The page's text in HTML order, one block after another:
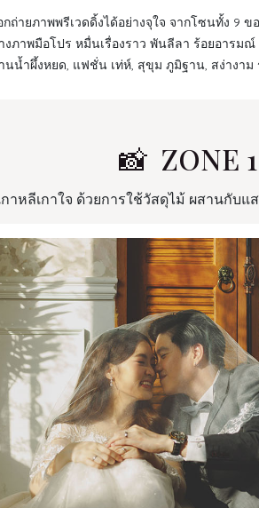
กถ่ายภาพพรีเวดดิ้งได้อย่างจุใจ จากโซนทั้ง 9
ภาพมือโปร หมื่นเรื่องราว พันลีลา ร้อยอารม
นน้ำผึ้งหยด, แฟชั่น เท่ห์, สุขุม ภูมิฐาน, สง่างา
📸 ZONE
าหลีเกาใจ ด้วยการใช้วัสดุไม้ ผสานกั